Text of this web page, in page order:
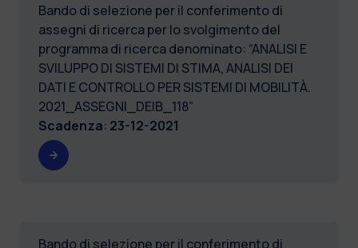
Bando di selezione per il conferimento di
assegni di ricerca per lo svolgimento del
programma di ricerca denominato: “ANALISI E
SVILUPPO DI SISTEMI DI STIMA, ANALISI DEI
DATI E CONTROLLO PER SISTEMI DI MOBILITÀ.
2021_ASSEGNI_DEIB_118”
Scadenza: 23-12-2021
Bando di selezione per il conferimento di